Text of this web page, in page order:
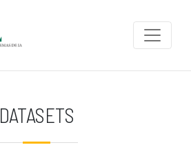
DATASETS